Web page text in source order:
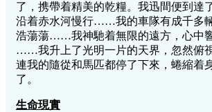
了，携帶着精美的乾糧。我迅間便到達
沿着赤水河慢行……我的車隊有成千多
浩蕩蕩……我神馳着無限的遠方，心中
……我升上了光明一片的天界，忽然俯
連我的隨從和馬匹都停了下來，蜷縮着
了。
生命現實